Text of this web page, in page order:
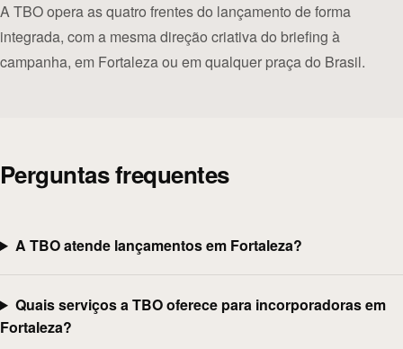
A TBO opera as quatro frentes do lançamento de forma
integrada, com a mesma direção criativa do briefing à
campanha, em Fortaleza ou em qualquer praça do Brasil.
Perguntas frequentes
A TBO atende lançamentos em Fortaleza?
Quais serviços a TBO oferece para incorporadoras em
Fortaleza?